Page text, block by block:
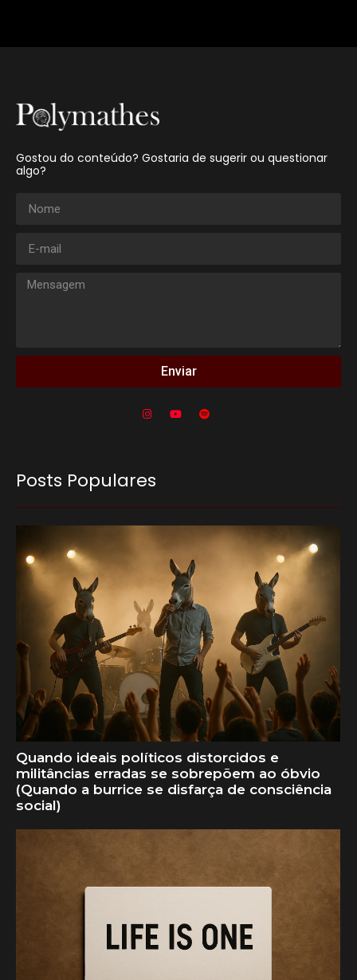
Gostou do conteúdo? Gostaria de sugerir ou questionar
algo?
Enviar
Posts Populares
Quando ideais políticos distorcidos e
militâncias erradas se sobrepõem ao óbvio
(Quando a burrice se disfarça de consciência
social)